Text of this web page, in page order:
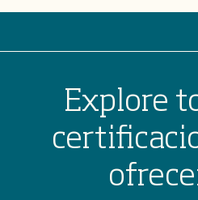
Explore